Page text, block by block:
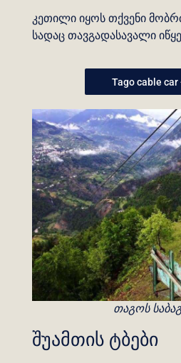
კეთილი იყოს თქვენი
სადაც თავგადასავალი
Tago cable car
თაგოს
შუამთის ტბები